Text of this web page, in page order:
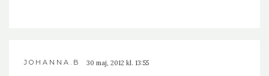
JOHANNA.B 30 maj, 2012 kl. 13:55